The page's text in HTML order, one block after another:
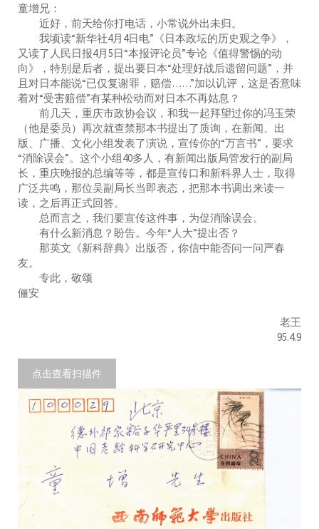
童增兄：
近好，前天给你打电话，小常说外出未归。
我顷读“新华社4月4日电”《日本政坛的历史观之争》，
又读了人民日报4月5日“本报评论员”专论《值得警惕的动
向》，特别是后者，提出要日本“处理好战后遗留问题”，并
且对日本能说“已仅复谢罪，赔偿……”加以讥评，这是否意味
着对“受害赔偿”有某种松动而对日本不再姑息？
前几天，重庆市政协会议，和我一起拜望过你的冯玉荣
（他是委员）再次就查禁那本书提出了质询，在新闻、出
版、广播、文化小组发表了演说，宣传你的“万言书”，要求
“消除误会”。这个小组40多人，有新闻出版局管发行的副局
长，重庆晚报的总编等等，都是宣传口和新科界人士，取得
广泛共鸣，那位吴副局长当即表态，把那本书调出来读一
读，之后再正式回答。
总而言之，我们要宣传这件事，为促消除误会。
有什么新消息？盼告。今年“人大”提出否？
那英文《新科辞典》出版否，你信中能否问一问严春
友。
专此，敬颂
俪安
老王
95.4.9